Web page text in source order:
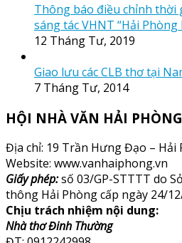
Thông báo điều chỉnh thời
sáng tác VHNT “Hải
12 Tháng Tư, 2019
Giao lưu các CLB thơ tại
7 Tháng Tư, 2014
HỘI NHÀ VĂN HẢI PHÒNG
Địa chỉ: 19 Trần Hưng Đạo – Hải
Website: www.vanhaiphong.vn
Giấy phép:số 03/GP-STTTT do
thông Hải Phòng cấp ngày 24/
Chịu trách nhiệm nội dung:
Nhà thơ Đinh Thường